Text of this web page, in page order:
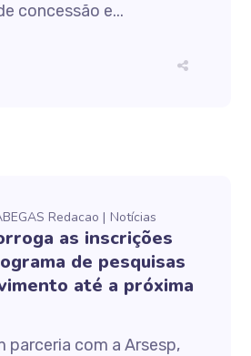
concessão e...
Redacao Notícias
as inscrições
de pesquisas
até a próxima
parceria com a Arsesp,